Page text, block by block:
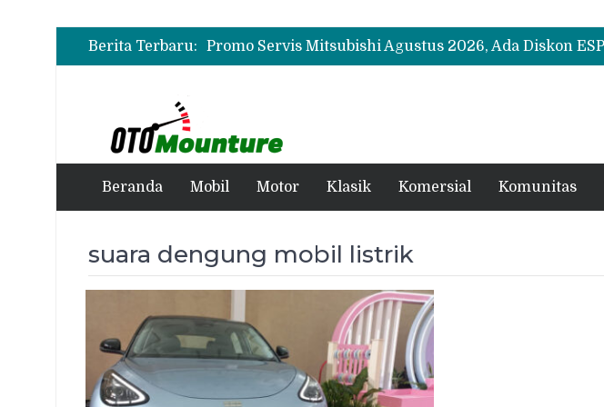
Berita Terbaru:
Beranda Mobil Motor Klasik Komersial Komunitas
suara dengung mobil listrik